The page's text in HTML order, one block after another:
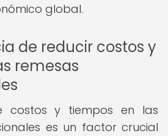
global.
de reducir costos y
remesas
costos y tiempos en las
es un factor crucial